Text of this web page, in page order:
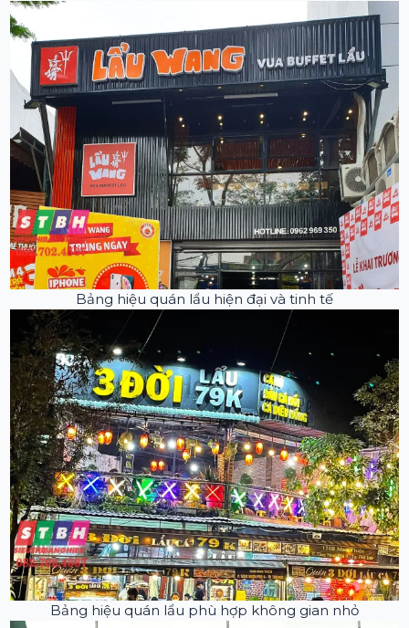
Bảng hiệu quán lẩu hiện đại và tinh tế
Bảng hiệu quán lẩu phù hợp không gian nhỏ